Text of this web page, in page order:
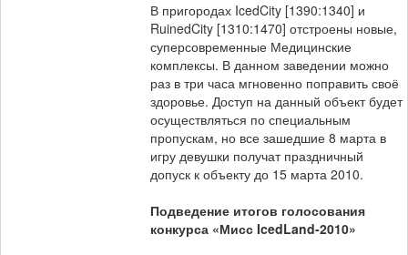
В пригородах IcedCity [1390:1340] и
RuinedCity [1310:1470] отстроены новые,
суперсовременные Медицинские
комплексы. В данном заведении можно
раз в три часа мгновенно поправить своё
здоровье. Доступ на данный объект будет
осуществляться по специальным
пропускам, но все зашедшие 8 марта в
игру девушки получат праздничный
допуск к объекту до 15 марта 2010.
Подведение итогов голосования
конкурса «Мисс IcedLand-2010»